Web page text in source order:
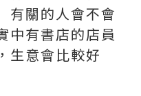
有關的人會不會
中有書店的店員
生意會比較好